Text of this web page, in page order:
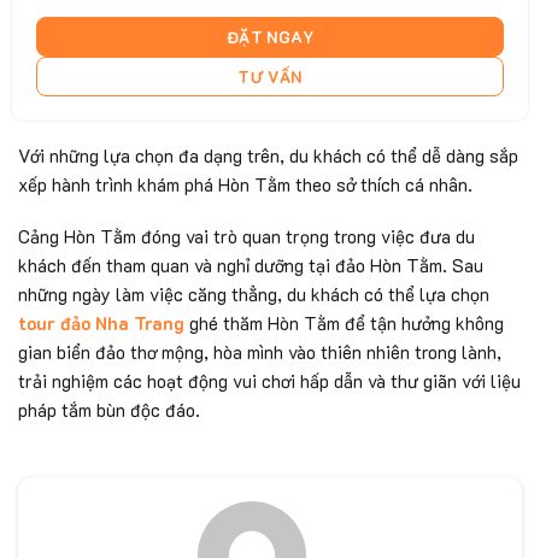
ĐẶT NGAY
TƯ VẤN
Với những lựa chọn đa dạng trên, du khách có thể dễ dàng sắp
xếp hành trình khám phá Hòn Tằm theo sở thích cá nhân.
Cảng Hòn Tằm đóng vai trò quan trọng trong việc đưa du
khách đến tham quan và nghỉ dưỡng tại đảo Hòn Tằm. Sau
những ngày làm việc căng thẳng, du khách có thể lựa chọn
tour đảo Nha Trang ghé thăm Hòn Tằm để tận hưởng không
gian biển đảo thơ mộng, hòa mình vào thiên nhiên trong lành,
trải nghiệm các hoạt động vui chơi hấp dẫn và thư giãn với liệu
pháp tắm bùn độc đáo.